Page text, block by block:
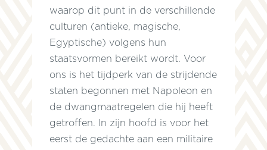
waarop dit punt in de verschillende
culturen (antieke, magische,
Egyptische) volgens hun
staatsvormen bereikt wordt. Voor
ons is het tijdperk van de strijdende
staten begonnen met Napoleon en
de dwangmaatregelen die hij heeft
getroffen. In zijn hoofd is voor het
eerst de gedachte aan een militaire